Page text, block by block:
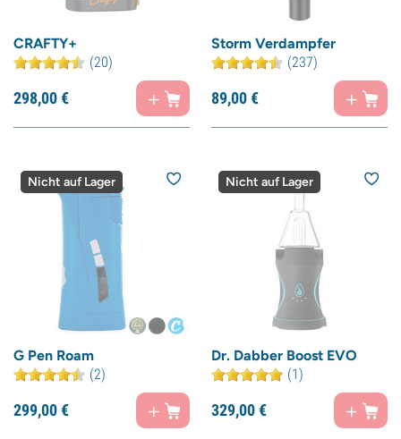
CRAFTY+
(20)
298,00€
Storm Verdampfer
(237)
89,00€
Nicht auf Lager
G Pen Roam
(2)
299,00€
Nicht auf Lager
Dr. Dabber Boost EVO
(1)
329,00€